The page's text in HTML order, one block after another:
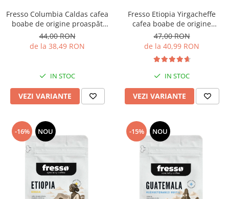
Fresso Columbia Caldas cafea
boabe de origine proaspăt
prăjită
44,00 RON
de la 38,49 RON
IN STOC
VEZI VARIANTE
Fresso Etiopia Yirgacheffe
cafea boabe de origine
proaspăt prăjită
47,00 RON
de la 40,99 RON
IN STOC
VEZI VARIANTE
-16% NOU -15% NOU